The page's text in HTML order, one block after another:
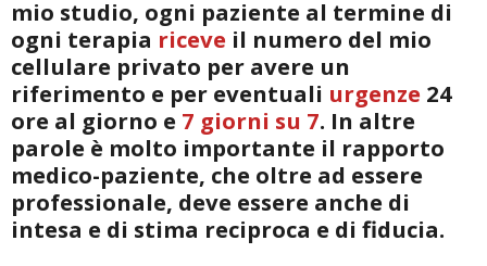
mio studio, ogni paziente al termine di
ogni terapia riceve il numero del mio
cellulare privato per avere un
riferimento e per eventuali urgenze 24
ore al giorno e 7 giorni su 7. In altre
parole è molto importante il rapporto
medico-paziente, che oltre ad essere
professionale, deve essere anche di
intesa e di stima reciproca e di fiducia.